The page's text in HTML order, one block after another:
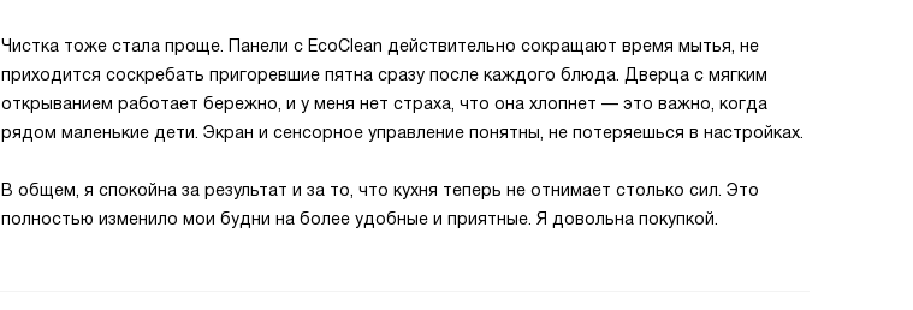
Чистка тоже стала проще. Панели с EcoClean действительно сокращают время мытья, не
приходится соскребать пригоревшие пятна сразу после каждого блюда. Дверца с мягким
открыванием работает бережно, и у меня нет страха, что она хлопнет — это важно, когда
рядом маленькие дети. Экран и сенсорное управление понятны, не потеряешься в настройках.
В общем, я спокойна за результат и за то, что кухня теперь не отнимает столько сил. Это
полностью изменило мои будни на более удобные и приятные. Я довольна покупкой.